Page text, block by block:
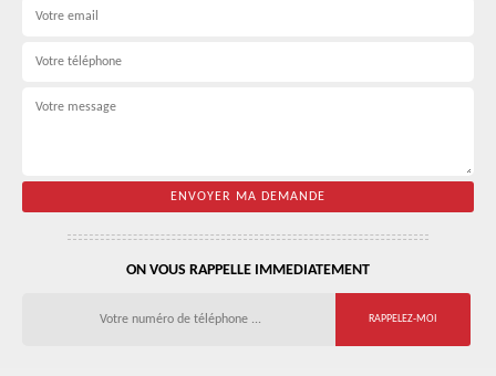
ON VOUS RAPPELLE IMMEDIATEMENT